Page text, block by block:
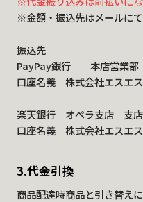
※金額・振込先はメールにて
振込先
PayPay銀行 本店営業
口座名義 株式会社エス
楽天銀行 オペラ支店 支
口座名義 株式会社エスエ
3.代金引換
商品配達時商品と引き替え